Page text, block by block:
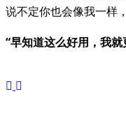
说不定你也会像我一样
“早知道这么好用，我